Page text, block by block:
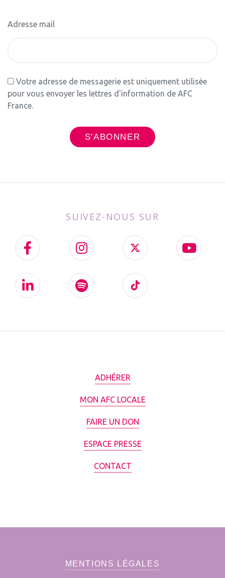
Adresse mail
Votre adresse de messagerie est uniquement utilisée
pour vous envoyer les lettres d'information de AFC
France.
SUIVEZ-NOUS SUR
ADHÉRER
MON AFC LOCALE
FAIRE UN DON
ESPACE PRESSE
CONTACT
MENTIONS LÉGALES